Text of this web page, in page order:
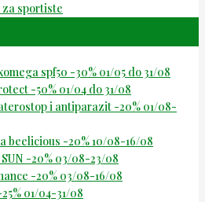
za sportiste
spf50 -30% 01/05 do 31/08
-50% 01/04 do 31/08
i antiparazit -20% 01/08-
beelicious -20% 10/08-16/08
-20% 03/08-23/08
-20% 03/08-16/08
01/04-31/08